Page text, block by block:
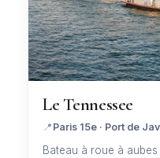
Le Tennessee
📍 Paris 15e · Port de
Bateau à roue à